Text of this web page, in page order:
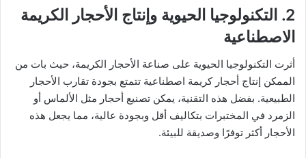
2. التكنولوجيا الحيوية وإنتاج الأحجار الكريمة
الاصطناعية
أثرت التكنولوجيا الحيوية على صناعة الأحجار الكريمة، حيث بات من
الممكن إنتاج أحجار كريمة اصطناعية تتمتع بجودة تقارب الأحجار
الطبيعية. بفضل هذه التقنية، يمكن تصنيع أحجار مثل الألماس أو
الزمرد في المختبرات بتكاليف أقل وبجودة عالية، مما يجعل هذه
الأحجار أكثر توفرًا وصديقة للبيئة.